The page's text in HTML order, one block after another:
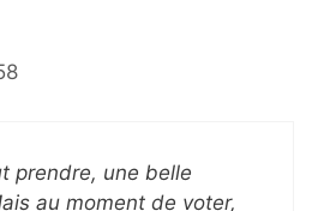
prendre, une belle
au moment de voter,